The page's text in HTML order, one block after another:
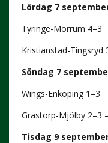
Lördag 7
Tyringe-Mörrum 4–3
Kristianstad-Tingsryd
Söndag 7
Wings-Enköping 1–3
Grästorp-Mjölby 2–3 –
Tisdag 9